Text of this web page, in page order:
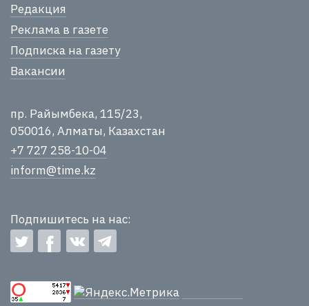
Редакция
Реклама в газете
Подписка на газету
Вакансии
пр. Райымбека, 115/23,
050016, Алматы, Казахстан
+7 727 258-10-04
inform@time.kz
Подпишитесь на нас: